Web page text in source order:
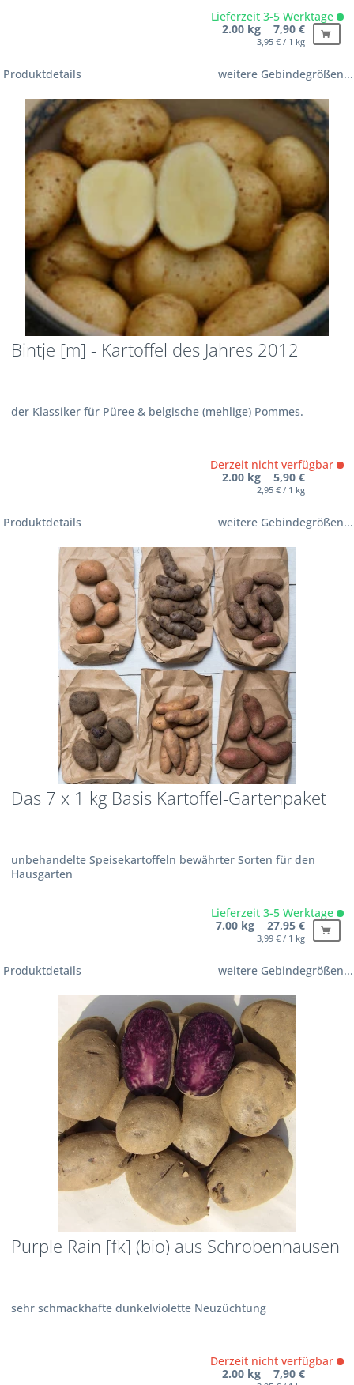
Lieferzeit 3-5 Werktage
2.00 kg 7,90 €
3,95 € / 1 kg
Produktdetails weitere Gebindegrößen...
Bintje [m] - Kartoffel des Jahres 2012
der Klassiker für Püree & belgische (mehlige) Pommes.
Derzeit nicht verfügbar
2.00 kg 5,90 €
2,95 € / 1 kg
Produktdetails weitere Gebindegrößen...
Das 7 x 1 kg Basis Kartoffel-Gartenpaket
unbehandelte Speisekartoffeln bewährter Sorten für den
Hausgarten
Lieferzeit 3-5 Werktage
7.00 kg 27,95 €
3,99 € / 1 kg
Produktdetails weitere Gebindegrößen...
Purple Rain [fk] (bio) aus Schrobenhausen
sehr schmackhafte dunkelviolette Neuzüchtung
Derzeit nicht verfügbar
2.00 kg 7,90 €